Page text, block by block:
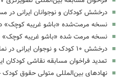
درخشش کودکان و نوجوانان ایرانی در
نسخه مرمت‌شده «باشو غریبه کوچک»
نسخه مرمت شده «باشو غریبه کوچک»
درخشش ۱۰ کودک و نوجوان ایرانی در نمایشگاه نقاشی نوازاگورا بلغارستان
تمدید فراخوان مسابقه نقاشی کودکان
نهادهای بین‌المللی متولی حقوق کودک‌